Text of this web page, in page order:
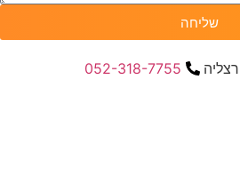
שליחה
052-318-7755